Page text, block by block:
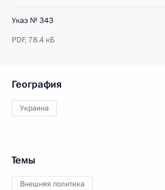
Указ № 343
PDF, 78.4 кБ
География
Украина
Темы
Внешняя политика